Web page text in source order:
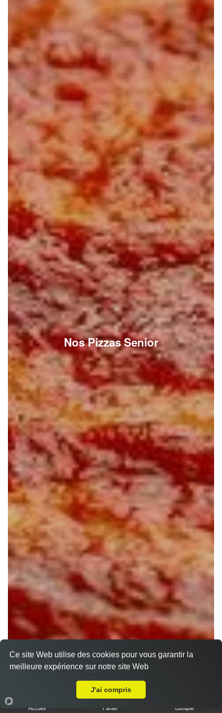
Nos Pizzas Senior
Accueil Panier Compte
Ce site Web utilise des cookies pour vous garantir la
meilleure expérience sur notre site Web
J'ai compris